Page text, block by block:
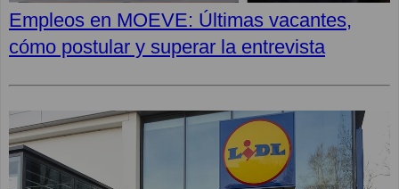
Empleos en MOEVE: Últimas vacantes,
cómo postular y superar la entrevista